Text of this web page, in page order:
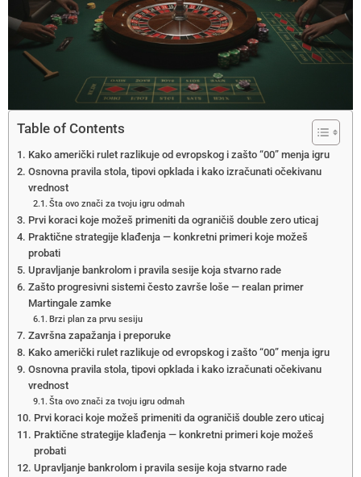
Table of Contents
Kako američki rulet razlikuje od evropskog i zašto “00” menja igru
Osnovna pravila stola, tipovi opklada i kako izračunati očekivanu
vrednost
Šta ovo znači za tvoju igru odmah
Prvi koraci koje možeš primeniti da ograničiš double zero uticaj
Praktične strategije klađenja — konkretni primeri koje možeš
probati
Upravljanje bankrolom i pravila sesije koja stvarno rade
Zašto progresivni sistemi često završe loše — realan primer
Martingale zamke
Brzi plan za prvu sesiju
Završna zapažanja i preporuke
Kako američki rulet razlikuje od evropskog i zašto “00” menja igru
Osnovna pravila stola, tipovi opklada i kako izračunati očekivanu
vrednost
Šta ovo znači za tvoju igru odmah
Prvi koraci koje možeš primeniti da ograničiš double zero uticaj
Praktične strategije klađenja — konkretni primeri koje možeš
probati
Upravljanje bankrolom i pravila sesije koja stvarno rade